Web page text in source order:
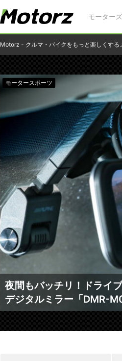
モーター
Motorz - クルマ・バイクをもっと楽しくする
夜間もバッチリ！ドライ
デジタルミラー「DMR-
モータースポーツ